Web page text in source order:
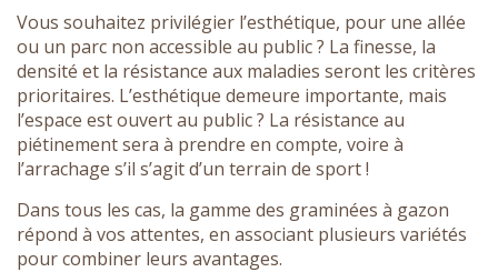
Vous souhaitez privilégier l’esthétique, pour une allée
ou un parc non accessible au public ? La finesse, la
densité et la résistance aux maladies seront les critères
prioritaires. L’esthétique demeure importante, mais
l’espace est ouvert au public ? La résistance au
piétinement sera à prendre en compte, voire à
l’arrachage s’il s’agit d’un terrain de sport !
Dans tous les cas, la gamme des graminées à gazon
répond à vos attentes, en associant plusieurs variétés
pour combiner leurs avantages.